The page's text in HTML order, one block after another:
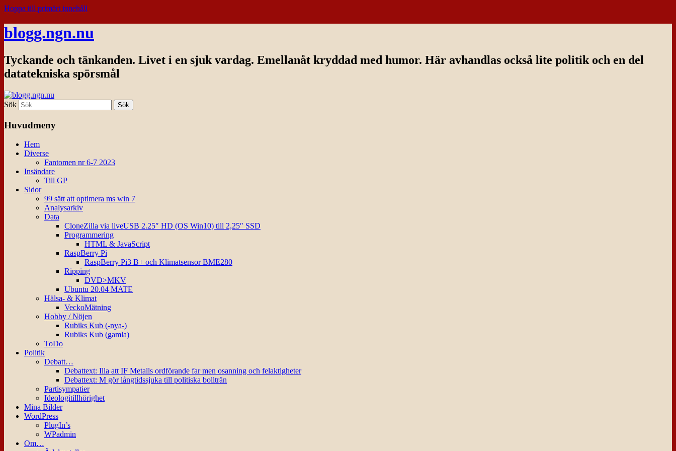
Hoppa till primärt innehåll
blogg.ngn.nu
Tyckande och tänkanden. Livet i en sjuk vardag. Emellanåt kryddad med humor. Här avhandlas också lite politik och en del
datatekniska spörsmål
Sök
Huvudmeny
Hem
Diverse
Fantomen nr 6-7 2023
Insändare
Till GP
Sidor
99 sätt att optimera ms win 7
Analysarkiv
Data
CloneZilla via liveUSB 2.25″ HD (OS Win10) till 2,25″ SSD
Programmering
HTML & JavaScript
RaspBerry Pi
RaspBerry Pi3 B+ och Klimatsensor BME280
Ripping
DVD>MKV
Ubuntu 20.04 MATE
Hälsa- & Klimat
VeckoMätning
Hobby / Nöjen
Rubiks Kub (-nya-)
Rubiks Kub (gamla)
ToDo
Politik
Debatt…
Debattext: Illa att IF Metalls ordförande far men osanning och felaktigheter
Debattext: M gör långtidssjuka till politiska bollträn
Partisympatier
Ideologitillhörighet
Mina Bilder
WordPress
PlugIn’s
WPadmin
Om…